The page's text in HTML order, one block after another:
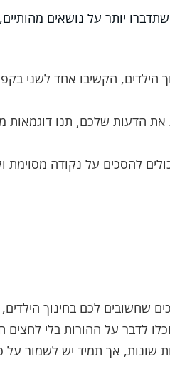
יותר על נושאים
הילדים, הקשיבו אחד לשני
הדעות שלכם, תנו דוגמאות
להסכים על נקודה מסוימת
שחשובים לכם בחינוך
לדבר על ההורות בלי לחצים
שונות, אך תמיד יש לשמור על